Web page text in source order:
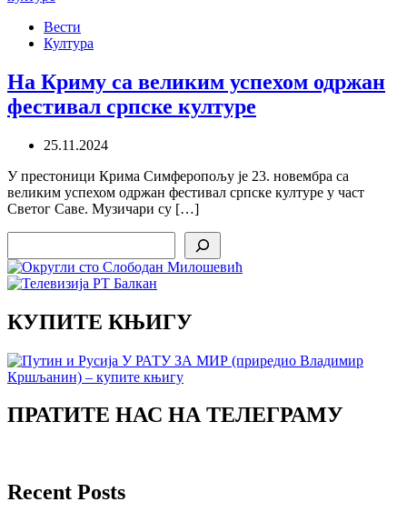
Вести
Култура
На Криму са великим успехом одржан
фестивал српске културе
25.11.2024
У престоници Крима Симферопољу је 23. новембра са
великим успехом одржан фестивал српске културе у част
Светог Саве. Музичари су […]
КУПИТЕ КЊИГУ
ПРАТИТЕ НАС НА ТЕЛЕГРАМУ
Recent Posts